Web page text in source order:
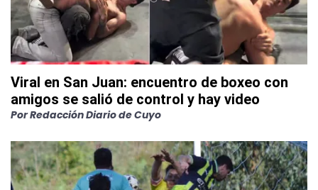
Viral en San Juan: encuentro de boxeo con
amigos se salió de control y hay video
PorRedacción Diario de Cuyo